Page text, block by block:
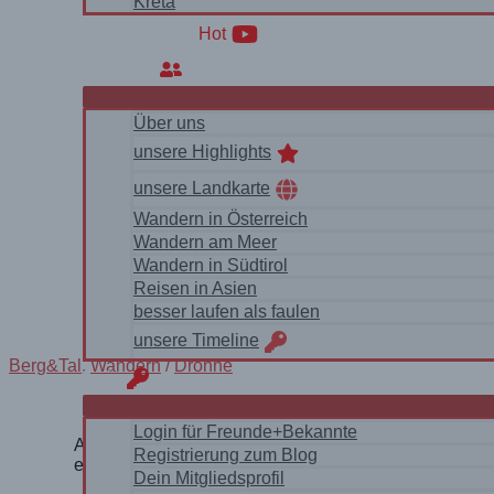
Hot
Über uns
unsere Highlights
unsere Landkarte
Wandern in Österreich
Wandern am Meer
Wandern in Südtirol
Reisen in Asien
besser laufen als faulen
unsere Timeline
login
Login für Freunde+Bekannte
Registrierung zum Blog
Dein Mitgliedsprofil
Berg&Tal ,Wandern/Drohne
Als „höchster und schönster hochalpiner
ein Teilstück davon gegangen – echt traumhaft.